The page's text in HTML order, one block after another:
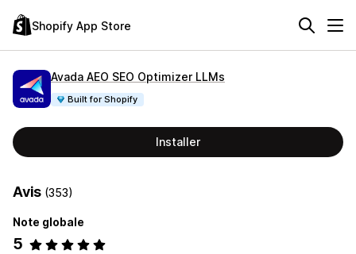
Shopify App Store
Avada AEO SEO Optimizer LLMs
Built for Shopify
Installer
Avis (353)
Note globale
5